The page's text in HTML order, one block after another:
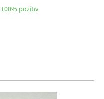
100% pozítiv